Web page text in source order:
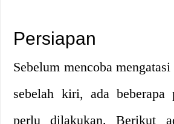
Persiapan
Sebelum mencoba
sebelah kiri, ada beberapa
perlu dilakukan. Berikut